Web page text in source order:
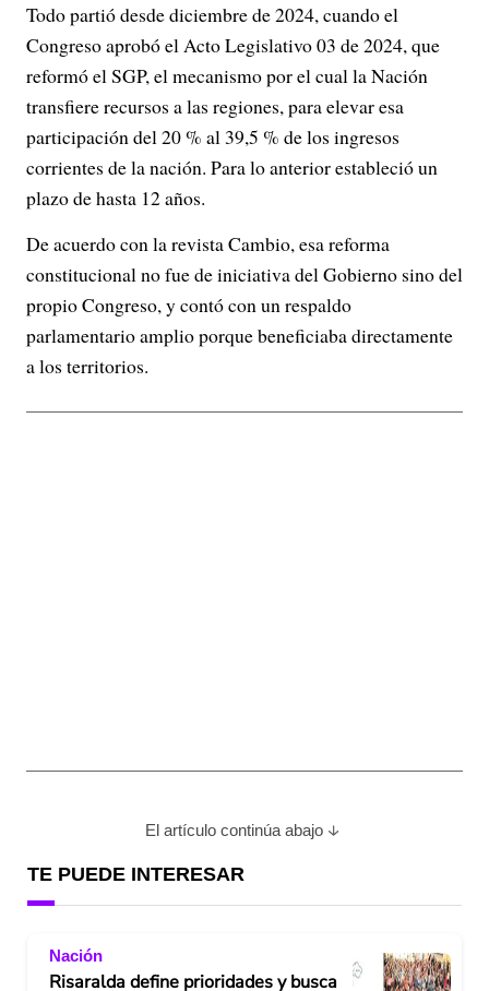
Todo partió desde diciembre de 2024, cuando el
Congreso aprobó el Acto Legislativo 03 de 2024, que
reformó el SGP, el mecanismo por el cual la Nación
transfiere recursos a las regiones, para elevar esa
participación del 20 % al 39,5 % de los ingresos
corrientes de la nación. Para lo anterior estableció un
plazo de hasta 12 años.
De acuerdo con la revista Cambio, esa reforma
constitucional no fue de iniciativa del Gobierno sino del
propio Congreso, y contó con un respaldo
parlamentario amplio porque beneficiaba directamente
a los territorios.
El artículo continúa abajo
TE PUEDE INTERESAR
Nación
Risaralda define prioridades y busca